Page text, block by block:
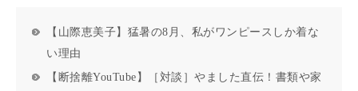
【山際恵美子】猛暑の8月、私がワンピースしか着な
い理由
【断捨離YouTube】［対談］やました直伝！書類や家